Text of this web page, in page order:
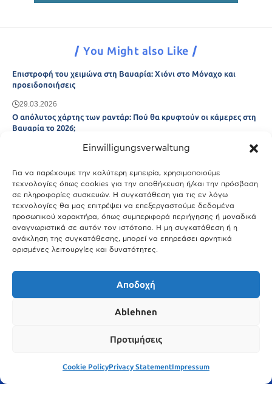
Einwilligungsverwaltung
Για να παρέχουμε την καλύτερη εμπειρία, χρησιμοποιούμε
τεχνολογίες όπως cookies για την αποθήκευση ή/και την πρόσβαση
σε πληροφορίες συσκευών. Η συγκατάθεση για τις εν λόγω
τεχνολογίες θα μας επιτρέψει να επεξεργαστούμε δεδομένα
προσωπικού χαρακτήρα, όπως συμπεριφορά περιήγησης ή μοναδικά
αναγνωριστικά σε αυτόν τον ιστότοπο. Η μη συγκατάθεση ή η
ανάκληση της συγκατάθεσης, μπορεί να επηρεάσει αρνητικά
ορισμένες λειτουργίες και δυνατότητες.
Αποδοχή
Ablehnen
Προτιμήσεις
Cookie PolicyPrivacy StatementImpressum
You Might also Like
Επιστροφή του χειμώνα στη Βαυαρία: Χιόνι στο Μόναχο και
προειδοποιήσεις
29.03.2026
Ο απόλυτος χάρτης των ραντάρ: Πού θα κρυφτούν οι κάμερες στη
Βαυαρία το 2026;
Μόναχο;
25.03.2026
Θύελλα χτυπά το Μόναχο: Κίνδυνος από τους ισχυρούς ανέμους
και τις καταιγίδες
25.03.2026